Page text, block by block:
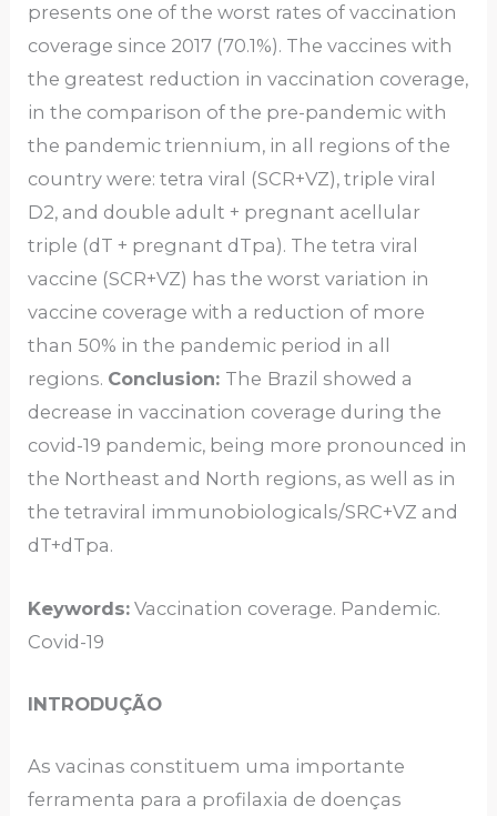
presents one of the worst rates ​​of vaccination
coverage since 2017 (70.1%). The vaccines with
the greatest reduction in vaccination coverage,
in the comparison of the pre-pandemic with
the pandemic triennium, in all regions of the
country were: tetra viral (SCR+VZ), triple viral
D2, and double adult + pregnant acellular
triple (dT + pregnant dTpa). The tetra viral
vaccine (SCR+VZ) has the worst variation in
vaccine coverage with a reduction of more
than 50% in the pandemic period in all
regions. Conclusion: The Brazil showed a
decrease in vaccination coverage during the
covid-19 pandemic, being more pronounced in
the Northeast and North regions, as well as in
the tetraviral immunobiologicals/SRC+VZ and
dT+dTpa.
Keywords: Vaccination coverage. Pandemic.
Covid-19
INTRODUÇÃO
As vacinas constituem uma importante
ferramenta para a profilaxia de doenças